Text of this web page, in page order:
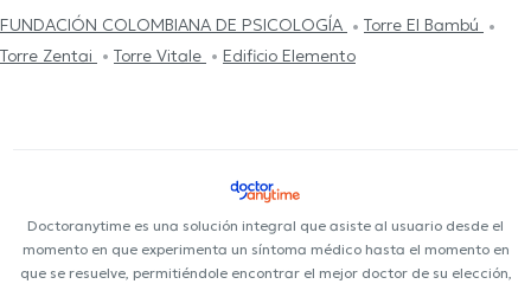
FUNDACIÓN COLOMBIANA DE PSICOLOGÍA
Torre El Bambú
Torre Zentai
Torre Vitale Edificio Elemento
Doctoranytime es una solución integral que asiste al usuario desde el
momento en que experimenta un síntoma médico hasta el momento en
que se resuelve, permitiéndole encontrar el mejor doctor de su elección,